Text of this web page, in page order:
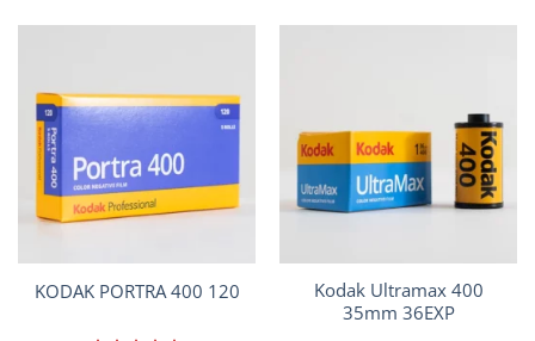
KODAK PORTRA 400 120
Kodak Ultramax 400
35mm 36EXP